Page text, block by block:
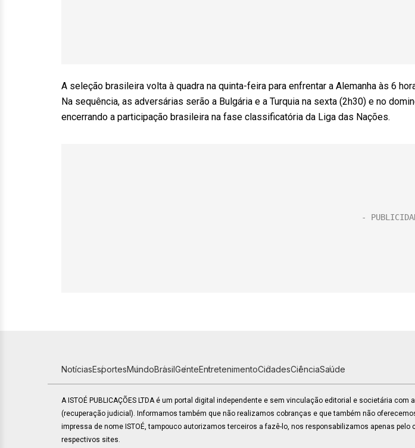
A seleção brasileira volta à quadra na quinta-feira para enfrentar a Alemanha às 6
Na sequência, as adversárias serão a Bulgária e a Turquia na sexta (2h30) e no
encerrando a participação brasileira na fase classificatória da Liga das Nações.
NotíciasEsportesMundoBrasilGenteEntretenimentoCidadesCiênciaSaúde
A ISTOÉ PUBLICAÇÕES LTDA é um portal digital independente e sem vinculação editorial e societária com a
(recuperação judicial). Informamos também que não realizamos cobranças e que também não
impressa de nome ISTOÉ, tampouco autorizamos terceiros a fazê-lo, nos responsabilizamos apenas pelo
respectivos sites.